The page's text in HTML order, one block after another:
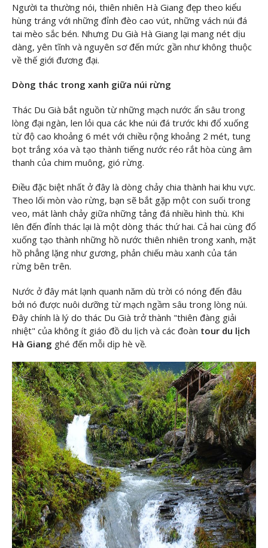
Người ta thường nói, thiên nhiên Hà Giang đẹp theo kiểu
hùng tráng với những đỉnh đèo cao vút, những vách núi đá
tai mèo sắc bén. Nhưng Du Già Hà Giang lại mang nét dịu
dàng, yên tĩnh và nguyên sơ đến mức gần như không thuộc
về thế giới đương đại.
Dòng thác trong xanh giữa núi rừng
Thác Du Già bắt nguồn từ những mạch nước ẩn sâu trong
lòng đại ngàn, len lỏi qua các khe núi đá trước khi đổ xuống
từ độ cao khoảng 6 mét với chiều rộng khoảng 2 mét, tung
bọt trắng xóa và tạo thành tiếng nước réo rắt hòa cùng âm
thanh của chim muông, gió rừng.
Điều đặc biệt nhất ở đây là dòng chảy chia thành hai khu vực.
Theo lối mòn vào rừng, bạn sẽ bắt gặp một con suối trong
veo, mát lành chảy giữa những tảng đá nhiều hình thù. Khi
lên đến đỉnh thác lại là một dòng thác thứ hai. Cả hai cùng đổ
xuống tạo thành những hồ nước thiên nhiên trong xanh, mặt
hồ phẳng lặng như gương, phản chiếu màu xanh của tán
rừng bên trên.
Nước ở đây mát lạnh quanh năm dù trời có nóng đến đâu
bởi nó được nuôi dưỡng từ mạch ngầm sâu trong lòng núi.
Đây chính là lý do thác Du Già trở thành "thiên đàng giải
nhiệt" của không ít giáo đồ du lịch và các đoàn tour du lịch
Hà Giang ghé đến mỗi dịp hè về.